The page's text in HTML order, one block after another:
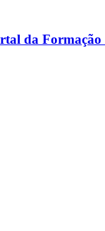
da Formação